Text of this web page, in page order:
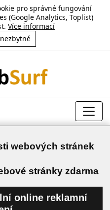
pro správné fungování
(Google Analytics, Toplist)
Více informací
webových stránek
stránky zdarma
online reklamní